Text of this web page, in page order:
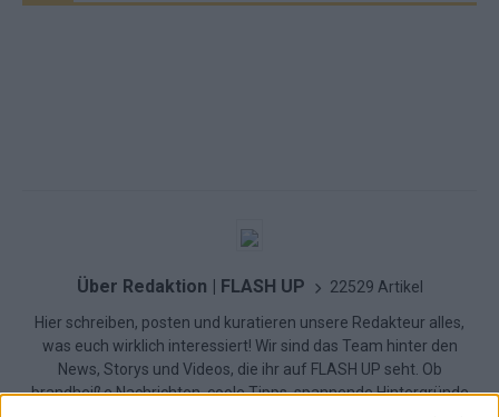
Über Redaktion | FLASH UP 22529 Artikel
Hier schreiben, posten und kuratieren unsere Redakteur alles,
was euch wirklich interessiert! Wir sind das Team hinter den
News, Storys und Videos, die ihr auf FLASH UP seht. Ob
brandheiße Nachrichten, coole Tipps, spannende Hintergründe